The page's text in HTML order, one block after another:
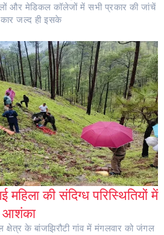
और मेडिकल कॉलेजों में सभी प्रकार की जांचें
जल्द ही इसके
की संदिग्ध परिस्थितियों में
आशंका
के बांजझिरौटी गांव में मंगलवार को जंगल